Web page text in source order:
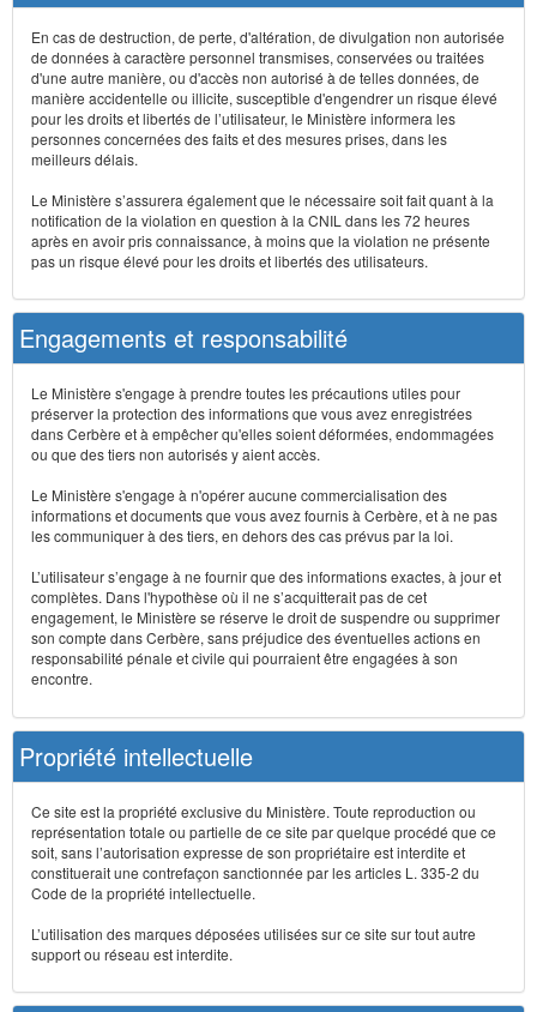
En cas de destruction, de perte, d'altération, de divulgation non autorisée
de données à caractère personnel transmises, conservées ou traitées
d'une autre manière, ou d'accès non autorisé à de telles données, de
manière accidentelle ou illicite, susceptible d'engendrer un risque élevé
pour les droits et libertés de l’utilisateur, le Ministère informera les
personnes concernées des faits et des mesures prises, dans les
meilleurs délais.
Le Ministère s’assurera également que le nécessaire soit fait quant à la
notification de la violation en question à la CNIL dans les 72 heures
après en avoir pris connaissance, à moins que la violation ne présente
pas un risque élevé pour les droits et libertés des utilisateurs.
Engagements et responsabilité
Le Ministère s'engage à prendre toutes les précautions utiles pour
préserver la protection des informations que vous avez enregistrées
dans Cerbère et à empêcher qu'elles soient déformées, endommagées
ou que des tiers non autorisés y aient accès.
Le Ministère s'engage à n'opérer aucune commercialisation des
informations et documents que vous avez fournis à Cerbère, et à ne pas
les communiquer à des tiers, en dehors des cas prévus par la loi.
L’utilisateur s’engage à ne fournir que des informations exactes, à jour et
complètes. Dans l'hypothèse où il ne s’acquitterait pas de cet
engagement, le Ministère se réserve le droit de suspendre ou supprimer
son compte dans Cerbère, sans préjudice des éventuelles actions en
responsabilité pénale et civile qui pourraient être engagées à son
encontre.
Propriété intellectuelle
Ce site est la propriété exclusive du Ministère. Toute reproduction ou
représentation totale ou partielle de ce site par quelque procédé que ce
soit, sans l’autorisation expresse de son propriétaire est interdite et
constituerait une contrefaçon sanctionnée par les articles L. 335-2 du
Code de la propriété intellectuelle.
L’utilisation des marques déposées utilisées sur ce site sur tout autre
support ou réseau est interdite.